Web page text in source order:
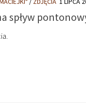
spływ